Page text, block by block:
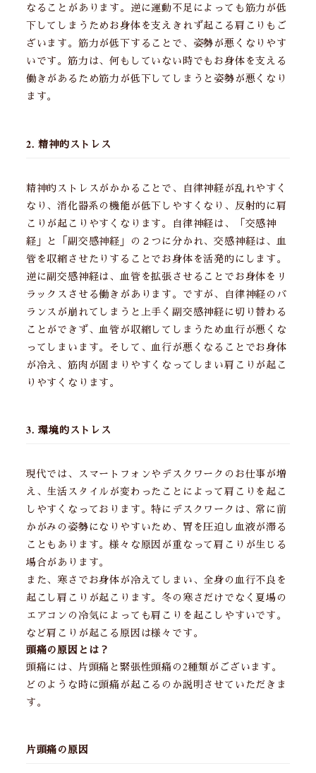
なることがあります。逆に運動不足によっても筋力が低
下してしまうためお身体を支えきれず起こる肩こりもご
ざいます。筋力が低下することで、姿勢が悪くなりやす
いです。筋力は、何もしていない時でもお身体を支える
働きがあるため筋力が低下してしまうと姿勢が悪くなり
ます。
2. 精神的ストレス
精神的ストレスがかかることで、自律神経が乱れやすく
なり、消化器系の機能が低下しやすくなり、反射的に肩
こりが起こりやすくなります。自律神経は、「交感神
経」と「副交感神経」の２つに分かれ、交感神経は、血
管を収縮させたりすることでお身体を活発的にします。
逆に副交感神経は、血管を拡張させることでお身体をリ
ラックスさせる働きがあります。ですが、自律神経のバ
ランスが崩れてしまうと上手く副交感神経に切り替わる
ことができず、血管が収縮してしまうため血行が悪くな
ってしまいます。そして、血行が悪くなることでお身体
が冷え、筋肉が固まりやすくなってしまい肩こりが起こ
りやすくなります。
3. 環境的ストレス
現代では、スマートフォンやデスクワークのお仕事が増
え、生活スタイルが変わったことによって肩こりを起こ
しやすくなっております。特にデスクワークは、常に前
かがみの姿勢になりやすいため、胃を圧迫し血液が滞る
こともあります。様々な原因が重なって肩こりが生じる
場合があります。
また、寒さでお身体が冷えてしまい、全身の血行不良を
起こし肩こりが起こります。冬の寒さだけでなく夏場の
エアコンの冷気によっても肩こりを起こしやすいです。
など肩こりが起こる原因は様々です。
頭痛の原因とは？
頭痛には、片頭痛と緊張性頭痛の2種類がございます。
どのような時に頭痛が起こるのか説明させていただきま
す。
片頭痛の原因